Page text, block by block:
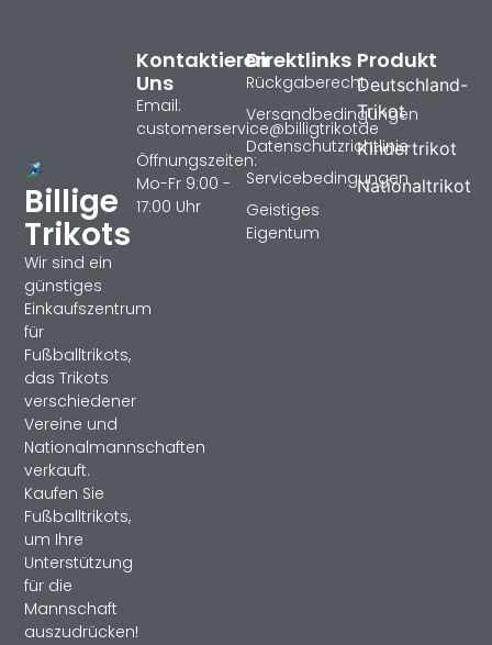
Billige
Trikots
Wir sind ein
günstiges
Einkaufszentrum
für
Fußballtrikots,
das Trikots
verschiedener
Vereine und
Nationalmannschaften
verkauft.
Kaufen Sie
Fußballtrikots,
um Ihre
Unterstützung
für die
Mannschaft
auszudrücken!
Produkt
Deutschland-
Trikot
Kindertrikot
Nationaltrikot
Direktlinks
Rückgaberecht
Versandbedingungen
Datenschutzrichtlinie
Servicebedingungen
Geistiges
Eigentum
Kontaktieren
Uns
Email:
customerservice@billigtrikotde
Öffnungszeiten:
Mo-Fr 9:00 -
17:00 Uhr